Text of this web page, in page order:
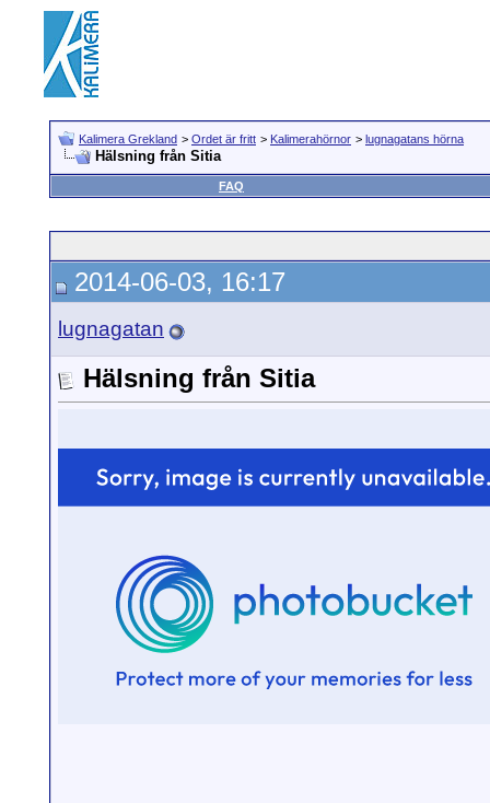
Kalimera Grekland > Ordet är fritt > Kalimerahörnor > lugnagatans hörna
Hälsning från Sitia
FAQ
2014-06-03, 16:17
lugnagatan
Hälsning från Sitia